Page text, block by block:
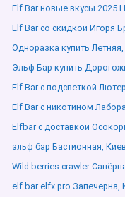
Elf Bar новые вкусы 2025
Elf Bar со скидкой Игоря
Одноразка купить
Эльф Бар купить
Elf Bar с подсветкой
Elf Bar с никотином
Elfbar с доставкой
эльф бар Бастионная, Киев
Wild berries crawler
elf bar elfx pro Запечерна,